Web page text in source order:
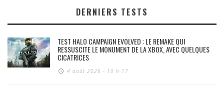
DERNIERS TESTS
TEST HALO CAMPAIGN EVOLVED : LE REMAKE QUI
RESSUSCITE LE MONUMENT DE LA XBOX, AVEC QUELQUES
CICATRICES
4 août 2026 - 10 h 17